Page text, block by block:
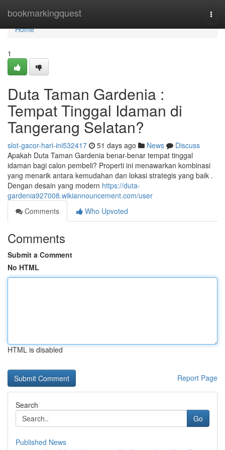
bookmarkingquest
Home
Home
1
Duta Taman Gardenia :
Tempat Tinggal Idaman di
Tangerang Selatan?
slot-gacor-hari-ini532417 51 days ago News
Discuss
Apakah Duta Taman Gardenia benar-benar tempat tinggal
idaman bagi calon pembeli? Properti ini menawarkan kombinasi
yang menarik antara kemudahan dan lokasi strategis yang baik .
Dengan desain yang modern https://duta-
gardenia927008.wikiannouncement.com/user
Comments
Who Upvoted
Comments
Submit a Comment
No HTML
HTML is disabled
Report Page
Search
Go
Published News